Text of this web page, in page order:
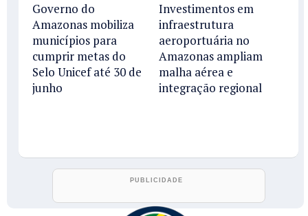
Governo do
Amazonas mobiliza
municípios para
cumprir metas do
Selo Unicef até 30 de
junho
Investimentos em
infraestrutura
aeroportuária no
Amazonas ampliam
malha aérea e
integração regional